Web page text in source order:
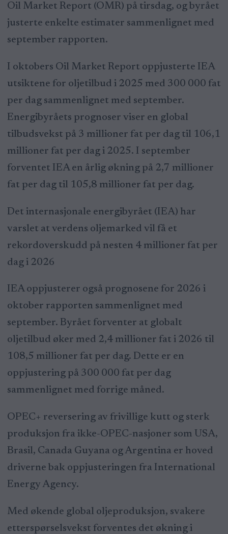
Oil Market Report (OMR) på tirsdag, og byrået
justerte enkelte estimater sammenlignet med
september rapporten.
I oktobers Oil Market Report oppjusterte IEA
utsiktene for oljetilbud i 2025 med 300 000 fat
per dag sammenlignet med september.
Energibyråets prognoser viser en global
tilbudsvekst på 3 millioner fat per dag til 106,1
millioner fat per dag i 2025. I september
forventet IEA en årlig økning på 2,7 millioner
fat per dag til 105,8 millioner fat per dag.
Det internasjonale energibyrået (IEA) har
varslet at verdens oljemarked vil få et
rekordoverskudd på nesten 4 millioner fat per
dag i 2026
IEA oppjusterer også prognosene for 2026 i
oktober rapporten sammenlignet med
september. Byrået forventer at globalt
oljetilbud øker med 2,4 millioner fat i 2026 til
108,5 millioner fat per dag. Dette er en
oppjustering på 300 000 fat per dag
sammenlignet med forrige måned.
OPEC+ reversering av frivillige kutt og sterk
produksjon fra ikke-OPEC-nasjoner som USA,
Brasil, Canada Guyana og Argentina er hoved
driverne bak oppjusteringen fra International
Energy Agency.
Med økende global oljeproduksjon, svakere
etterspørselsvekst forventes det økning i